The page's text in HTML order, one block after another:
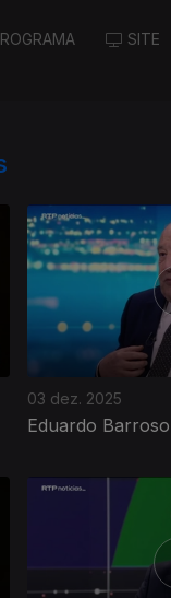
SITE
03 dez. 2025
Eduardo Barroso